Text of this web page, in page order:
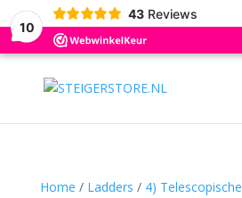
10
43 Reviews
0031 (0)6 12376695
Home / Ladders / 4) Telescopische